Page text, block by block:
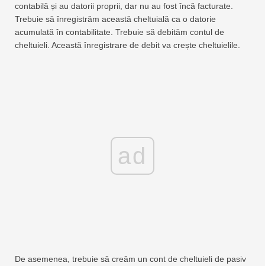
contabilă și au datorii proprii, dar nu au fost încă facturate.
Trebuie să înregistrăm această cheltuială ca o datorie
acumulată în contabilitate. Trebuie să debităm contul de
cheltuieli. Această înregistrare de debit va crește cheltuielile.
ad
De asemenea, trebuie să creăm un cont de cheltuieli de pasiv